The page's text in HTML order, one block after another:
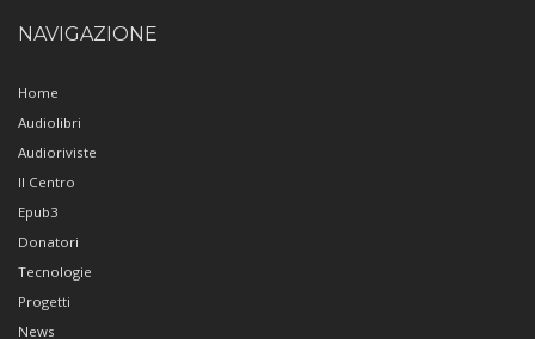
NAVIGAZIONE
Home
Audiolibri
Audioriviste
Il Centro
Epub3
Donatori
Tecnologie
Progetti
News